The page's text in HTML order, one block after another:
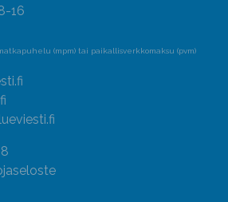
16
(mpm) tai paikallisverkkomaksu (pvm)